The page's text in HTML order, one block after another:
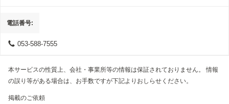
電話番号
053-588-7555
本サービスの性質上、会社・事業所等の情報は保証されておりません。 情報
の誤り等がある場合は、お手数ですが下記よりおしらせください。
掲載のご依頼